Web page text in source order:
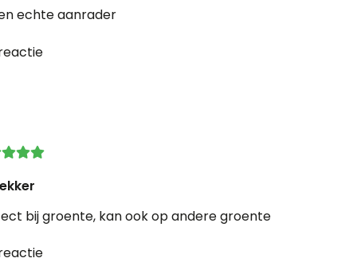
echte aanrader
bij groente, kan ook op andere groente